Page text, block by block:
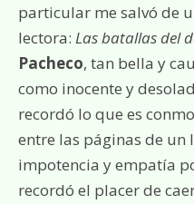
particular me salvó de
lectora: Las batallas del
Pacheco, tan bella y
como inocente y
recordó lo que es
entre las páginas de un
impotencia y empatía
recordó el placer de